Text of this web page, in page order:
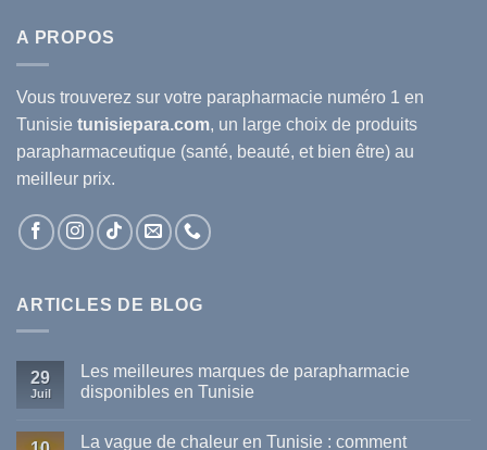
A PROPOS
Vous trouverez sur votre parapharmacie numéro 1 en
Tunisie tunisiepara.com, un large choix de produits
parapharmaceutique (santé, beauté, et bien être) au
meilleur prix.
ARTICLES DE BLOG
29
Juil
Les meilleures marques de parapharmacie
disponibles en Tunisie
sur
La vague de chaleur en Tunisie : comment